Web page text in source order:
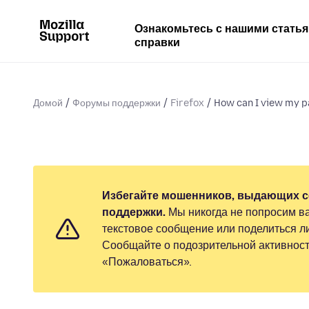
Ознакомьтесь с нашими
справки
Домой Форумы поддержки Firefox How can I view my
Избегайте мошенников, выдающих
поддержки. Мы никогда не попросим
текстовое сообщение или поделиться
Сообщайте о подозрительной
«Пожаловаться».